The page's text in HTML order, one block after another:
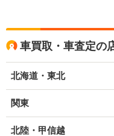
車買取・車査定の
北海道・東北
関東
北陸・甲信越